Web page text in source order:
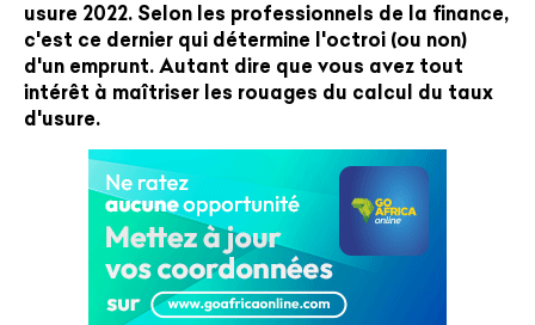
usure 2022. Selon les professionnels de la finance,
c'est ce dernier qui détermine l'octroi (ou non)
d'un emprunt. Autant dire que vous avez tout
intérêt à maîtriser les rouages du calcul du taux
d'usure.